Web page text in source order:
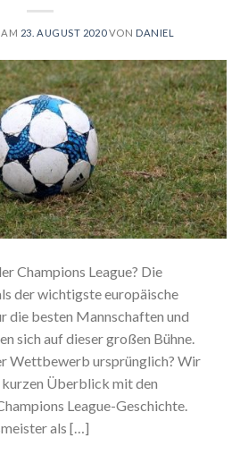
23. AUGUST 2020 VON DANIEL
Champions League? Die
der wichtigste europäische
besten Mannschaften und
sich auf dieser großen Bühne.
Wettbewerb ursprünglich? Wir
kurzen Überblick mit den
League-Geschichte.
als […]